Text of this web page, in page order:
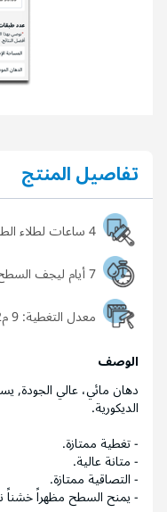
تفاصيل المنتج
4 ساعات لطلاء الطبقة الثانية
7 أيام ليجف السطح تماماً
معدل التغطية:
الوصف
دهان مائي، عالي الجودة,
الديكورية.
- تغطية ممتازة.
- متانة عالية.
- التصاقية ممتازة.
- يمنح السطح مظهراً خشناً